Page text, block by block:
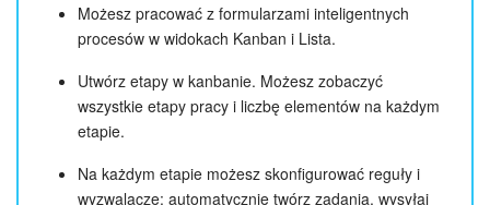
Możesz pracować z formularzami inteligentnych
procesów w widokach Kanban i Lista.
Utwórz etapy w kanbanie. Możesz zobaczyć
wszystkie etapy pracy i liczbę elementów na każdym
etapie.
Na każdym etapie możesz skonfigurować reguły i
wyzwalacze: automatycznie twórz zadania, wysyłaj